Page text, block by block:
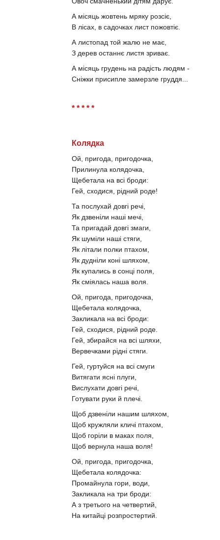
А місяць жовтень мряку розсіє,
В лісах, в садочках лист пожовтіє.
А листопад той жалю не має,
З дерев останнє листя зриває.
А місяць грудень на радість людям -
Сніжки присипле замерзле груддя...
* * * * *
Колядка
Ой, пригода, пригодочка,
Прилинула колядочка,
Щебетала на всі броди:
Гей, сходися, рідний роде!
Та послухай довгі речі,
Як дзвеніли наші мечі,
Та пригадай довгі змаги,
Як шуміли наші стяги,
Як літали полки птахом,
Як дудніли коні шляхом,
Як купались в сонці поля,
Як сміялась наша воля.
Ой, пригода, пригодочка,
Щебетала колядочка,
Закликала на всі броди:
Гей, сходися, рідний роде.
Гей, збирайся на всі шляхи,
Вервечками рідні стяги.
Гей, гуртуйся на всі смуги
Витягати ясні плуги,
Вислухати довгі речі,
Готувати руки й плечі.
Щоб дзвеніли нашим шляхом,
Щоб кружляли кличі птахом,
Щоб горіли в маках поля,
Щоб вернула наша воля!
Ой, пригода, пригодочка,
Щебетала колядочка:
Промайнула гори, води,
Закликала на три броди:
А з третього на четвертий,
На китайці розпростертий.